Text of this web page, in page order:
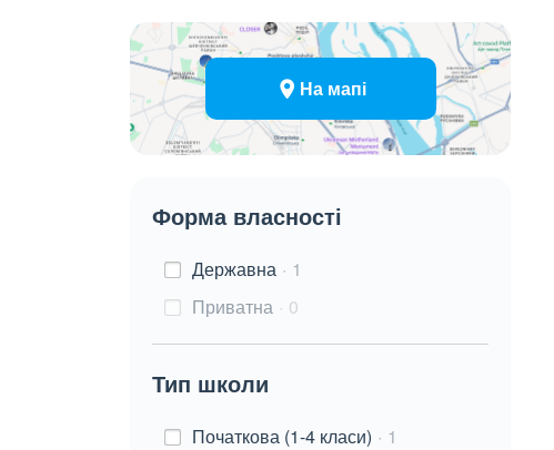
На мапі
Форма власності
Державна
1
Приватна
0
Тип школи
Початкова (1-4 класи)
1